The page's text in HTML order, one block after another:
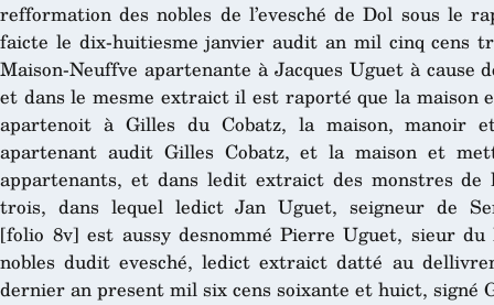
refformation des nobles de l’evesché de Dol sous le
faicte le dix-huitiesme janvier audit an mil cinq cens
Maison-Neuffve apartenante à Jacques Uguet à cause
et dans le mesme extraict il est raporté que la maison
apartenoit à Gilles du Cobatz, la maison, manoir
apartenant audit Gilles Cobatz, et la maison et
appartenants, et dans ledit extraict des monstres
trois, dans lequel ledict Jan Uguet, seigneur de
[folio 8v] est aussy desnommé Pierre Uguet, sieur du
nobles dudit evesché, ledict extraict datté au
dernier an present mil six cens soixante et huict, signé